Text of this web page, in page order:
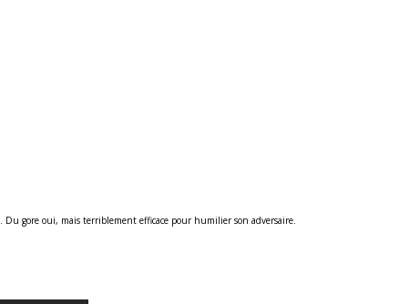
. Du gore oui, mais terriblement efficace pour humilier son adversaire.